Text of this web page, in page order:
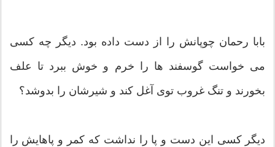
بابا رحمان چوپانش را از دست داده بود. دیگر چه کسی
می خواست گوسفند ها را خرم و خوش ببرد تا علف
بخورند و تنگ غروب توی آغل کند و شیرشان را بدوشد؟
دیگر کسی این دست و پا را نداشت که کمر و پاهایش را